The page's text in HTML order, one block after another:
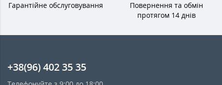
Гарантійне обслуговування
Повернення та обмін
протягом 14 днів
+38(96) 402 35 35